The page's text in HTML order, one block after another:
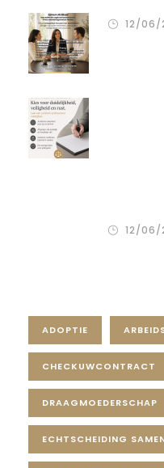
12/06/
12/06/
ADOPTIE
CHECKUWCONTRACT
DRAAGMOEDERSCHAP
ECHTSCHEIDING